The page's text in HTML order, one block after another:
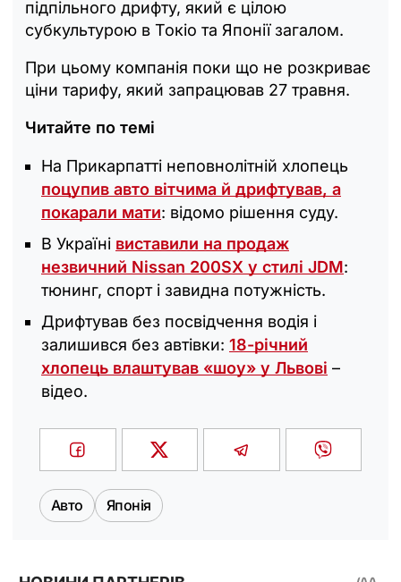
підпільного дрифту, який є цілою
субкультурою в Токіо та Японії загалом.
При цьому компанія поки що не розкриває
ціни тарифу, який запрацював 27 травня.
Читайте по темі
На Прикарпатті неповнолітній хлопець
поцупив авто вітчима й дрифтував, а
покарали мати: відомо рішення суду.
В Україні виставили на продаж
незвичний Nissan 200SX у стилі JDM:
тюнинг, спорт і завидна потужність.
Дрифтував без посвідчення водія і
залишився без автівки: 18-річний
хлопець влаштував «шоу» у Львові –
відео.
Авто Японія